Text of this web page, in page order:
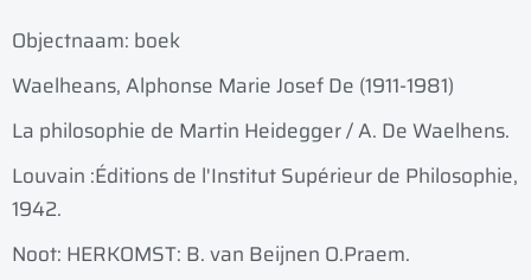
Objectnaam: boek
Waelheans, Alphonse Marie Josef De (1911-1981)
La philosophie de Martin Heidegger / A. De Waelhens.
Louvain :Éditions de l'Institut Supérieur de Philosophie,
1942.
Noot: HERKOMST: B. van Beijnen O.Praem.